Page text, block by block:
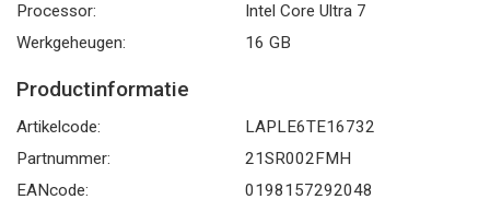
Processor:
Intel Core Ultra 7
Werkgeheugen:
16 GB
Productinformatie
Artikelcode:
LAPLE6TE16732
Partnummer:
21SR002FMH
EANcode:
0198157292048